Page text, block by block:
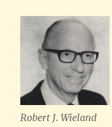
Robert J. Wieland